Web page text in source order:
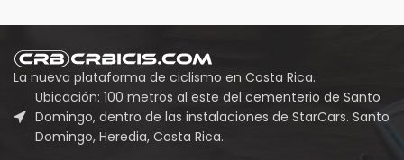
hasta
La nueva plataforma de ciclismo en Costa Rica.
Ubicación: 100 metros al este del cementerio de Santo
Domingo, dentro de las instalaciones de StarCars. Santo
Domingo, Heredia, Costa Rica.